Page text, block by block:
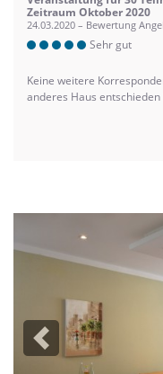
Zeitraum Oktober 2020
24.03.2020 – Bewertung
Sehr gut
Keine weitere
anderes Haus entschieden
Previous